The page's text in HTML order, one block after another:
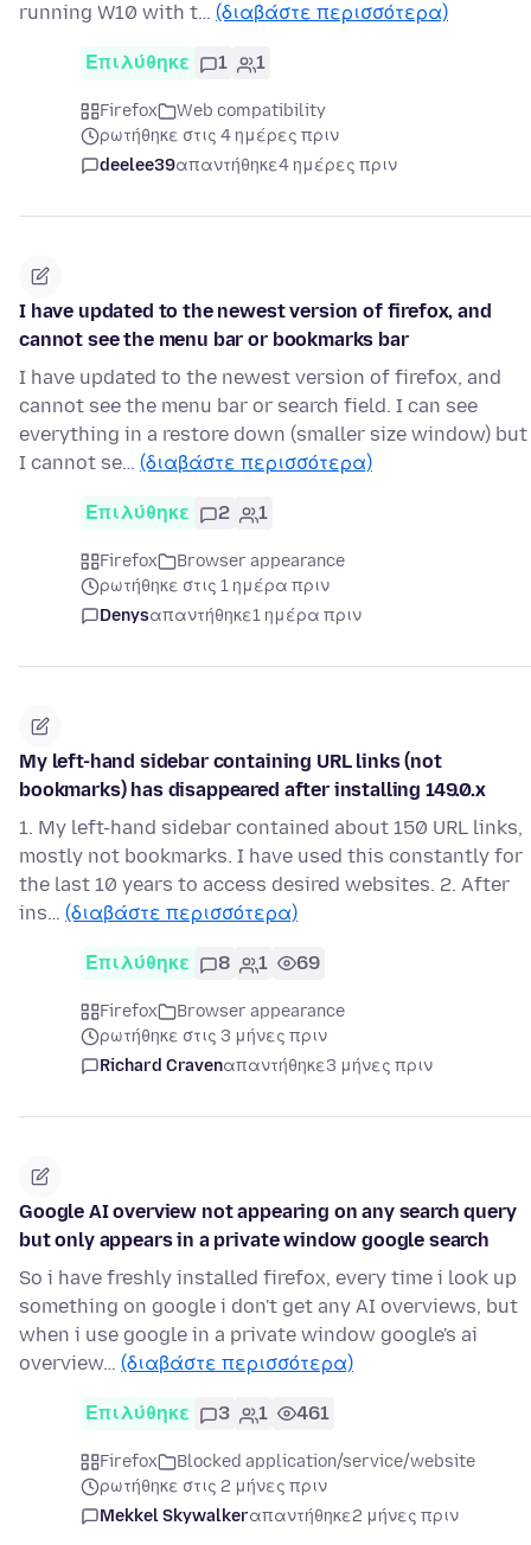
running W10 with t… (διαβάστε περισσότερα)
Επιλύθηκε 1 1
Firefox
Web compatibility
ρωτήθηκε στις 4 ημέρες πριν
deelee39απαντήθηκε4 ημέρες πριν
I have updated to the newest version of firefox, and
cannot see the menu bar or bookmarks bar
I have updated to the newest version of firefox, and
cannot see the menu bar or search field. I can see
everything in a restore down (smaller size window) but
I cannot se… (διαβάστε περισσότερα)
Επιλύθηκε 2 1
Firefox
Browser appearance
ρωτήθηκε στις 1 ημέρα πριν
Denysαπαντήθηκε1 ημέρα πριν
My left-hand sidebar containing URL links (not
bookmarks) has disappeared after installing 149.0.x
1. My left-hand sidebar contained about 150 URL links,
mostly not bookmarks. I have used this constantly for
the last 10 years to access desired websites. 2. After
ins… (διαβάστε περισσότερα)
Επιλύθηκε 8 1 69
Firefox
Browser appearance
ρωτήθηκε στις 3 μήνες πριν
Richard Cravenαπαντήθηκε3 μήνες πριν
Google AI overview not appearing on any search query
but only appears in a private window google search
So i have freshly installed firefox, every time i look up
something on google i don't get any AI overviews, but
when i use google in a private window google's ai
overview… (διαβάστε περισσότερα)
Επιλύθηκε 3 1 461
Firefox
Blocked application/service/website
ρωτήθηκε στις 2 μήνες πριν
Mekkel Skywalkerαπαντήθηκε2 μήνες πριν